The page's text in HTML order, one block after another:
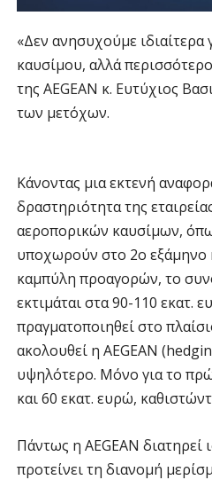
«Δεν ανησυχούμε
καυσίμου, αλλά
της AEGEAN κ. Ευτύχιος
των μετόχων.
Κάνοντας μια εκτενή
δραστηριότητα της
αεροπορικών καυσίμων,
υποχωρούν στο 2ο εξάμηνο
καμπύλη προαγορών, το
εκτιμάται στα 90-110 εκατ.
πραγματοποιηθεί στο
ακολουθεί η AEGEAN
υψηλότερο. Μόνο για το
και 60 εκατ. ευρώ,
Πάντως η AEGEAN
προτείνει τη διανομή